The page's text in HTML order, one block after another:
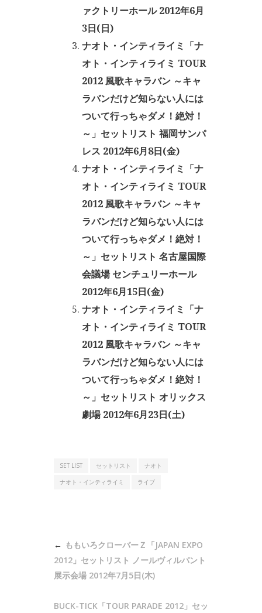
ァクトリーホール 2012年6月
3日(日)
ナオト・インティライミ「ナ
オト・インティライミ TOUR
2012 風歌キャラバン ～キャ
ラバンだけど知らない人には
ついて行っちゃダメ！絶対！
～」セットリスト 福岡サンパ
レス 2012年6月8日(金)
ナオト・インティライミ「ナ
オト・インティライミ TOUR
2012 風歌キャラバン ～キャ
ラバンだけど知らない人には
ついて行っちゃダメ！絶対！
～」セットリスト 名古屋国際
会議場 センチュリーホール
2012年6月15日(金)
ナオト・インティライミ「ナ
オト・インティライミ TOUR
2012 風歌キャラバン ～キャ
ラバンだけど知らない人には
ついて行っちゃダメ！絶対！
～」セットリスト オリックス
劇場 2012年6月23日(土)
SET LIST セットリスト
ナオト
ナオト・インティライミ
ライブ
ももいろクローバーＺ「JAPAN​ EXPO
2012」セットリスト ノールヴィルパント
展示会場 2012年7月5日(木)
BUCK-TICK「TOUR PARADE 2012」セッ